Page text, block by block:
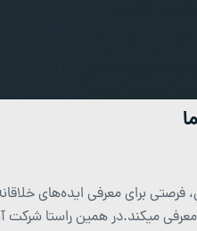
فرصتی برای معرفی ایده‌های
می­کند.در همین راستا